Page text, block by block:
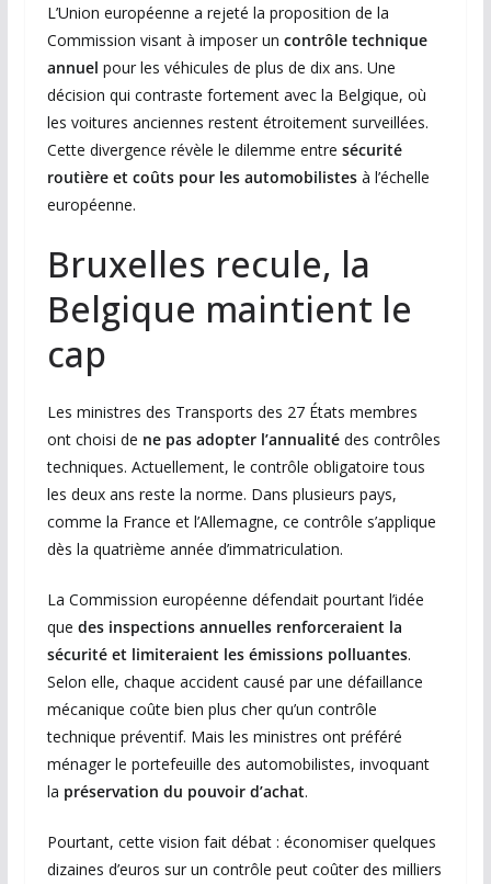
L’Union européenne a rejeté la proposition de la
Commission visant à imposer un contrôle technique
annuel pour les véhicules de plus de dix ans. Une
décision qui contraste fortement avec la Belgique, où
les voitures anciennes restent étroitement surveillées.
Cette divergence révèle le dilemme entre sécurité
routière et coûts pour les automobilistesà l’échelle
européenne.
Bruxelles recule, la
Belgique maintient le
cap
Les ministres des Transports des 27 États membres
ont choisi de ne pas adopter l’annualitédes contrôles
techniques. Actuellement, le contrôle obligatoire tous
les deux ans reste la norme. Dans plusieurs pays,
comme la France et l’Allemagne, ce contrôle s’applique
dès la quatrième année d’immatriculation.
La Commission européenne défendait pourtant l’idée
que des inspections annuelles renforceraient la
sécurité et limiteraient les émissions polluantes.
Selon elle, chaque accident causé par une défaillance
mécanique coûte bien plus cher qu’un contrôle
technique préventif. Mais les ministres ont préféré
ménager le portefeuille des automobilistes, invoquant
la préservation du pouvoir d’achat.
Pourtant, cette vision fait débat : économiser quelques
dizaines d’euros sur un contrôle peut coûter des milliers